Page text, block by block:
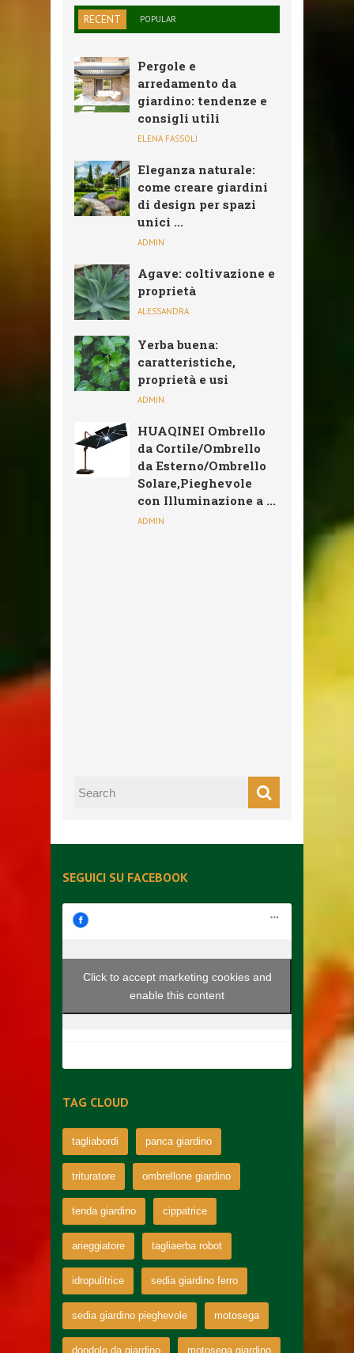
RECENT POPULAR
Pergole e
arredamento da
giardino: tendenze e
consigli utili
ELENA FASSOLI
Eleganza naturale:
come creare giardini
di design per spazi
unici ...
ADMIN
Agave: coltivazione e
proprietà
ALESSANDRA
Yerba buena:
caratteristiche,
proprietà e usi
ADMIN
HUAQINEI Ombrello
da Cortile/Ombrello
da Esterno/Ombrello
Solare,Pieghevole
con Illuminazione a ...
ADMIN
SEGUICI SU FACEBOOK
Click to accept marketing cookies and
enable this content
TAG CLOUD
tagliabordi panca giardino
trituratore ombrellone giardino
tenda giardino cippatrice
arieggiatore tagliaerba robot
idropulitrice sedia giardino ferro
sedia giardino pieghevole motosega
dondolo da giardino motosega giardino